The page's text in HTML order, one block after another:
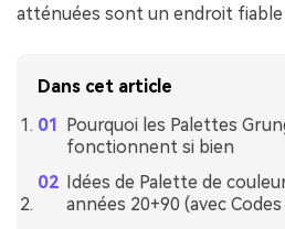
atténuées sont un endroit
Dans cet article
Pourquoi les Palettes
fonctionnent si bien
Idées de Palette de
années 20+90 (avec